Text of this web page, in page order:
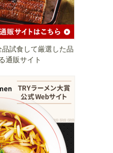
試食して厳選した品
通販サイト